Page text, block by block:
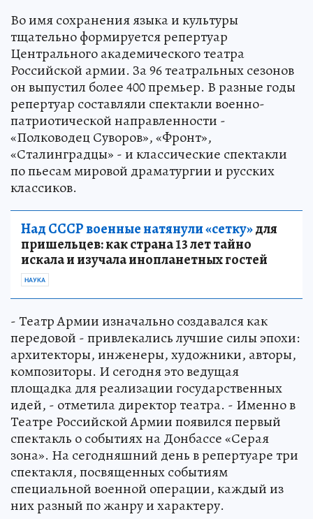
Во имя сохранения языка и культуры
тщательно формируется репертуар
Центрального академического театра
Российской армии. За 96 театральных сезонов
он выпустил более 400 премьер. В разные годы
репертуар составляли спектакли военно-
патриотической направленности -
«Полководец Суворов», «Фронт»,
«Сталинградцы» - и классические спектакли
по пьесам мировой драматургии и русских
классиков.
Над СССР военные натянули «сетку»для
пришельцев: как страна 13 лет тайно
искала и изучала инопланетных гостей
НАУКА
- Театр Армии изначально создавался как
передовой - привлекались лучшие силы эпохи:
архитекторы, инженеры, художники, авторы,
композиторы. И сегодня это ведущая
площадка для реализации государственных
идей, - отметила директор театра. - Именно в
Театре Российской Армии появился первый
спектакль о событиях на Донбассе «Серая
зона». На сегодняшний день в репертуаре три
спектакля, посвященных событиям
специальной военной операции, каждый из
них разный по жанру и характеру.